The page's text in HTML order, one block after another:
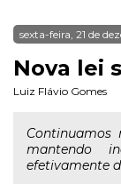
sexta-feira, 21 de
Nova lei
Luiz Flávio Gomes
Continuamos
mantendo
efetivamente